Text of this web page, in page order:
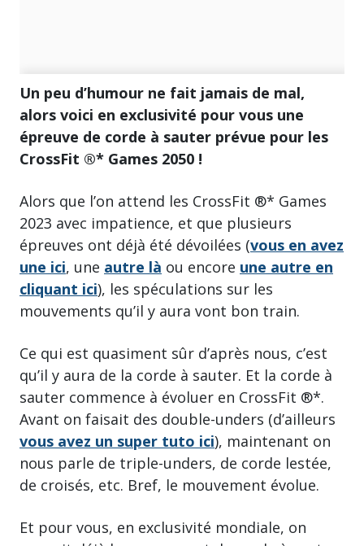
Un peu d’humour ne fait jamais de mal,
alors voici en exclusivité pour vous une
épreuve de corde à sauter prévue pour les
CrossFit ®* Games 2050 !
Alors que l’on attend les CrossFit ®* Games
2023 avec impatience, et que plusieurs
épreuves ont déjà été dévoilées (vous en avez
une ici, une autre là ou encore une autre en
cliquant ici), les spéculations sur les
mouvements qu’il y aura vont bon train.
Ce qui est quasiment sûr d’après nous, c’est
qu’il y aura de la corde à sauter. Et la corde à
sauter commence à évoluer en CrossFit ®*.
Avant on faisait des double-unders (d’ailleurs
vous avez un super tuto ici), maintenant on
nous parle de triple-unders, de corde lestée,
de croisés, etc. Bref, le mouvement évolue.
Et pour vous, en exclusivité mondiale, on